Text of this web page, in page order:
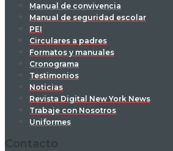
Manual de convivencia
Manual de seguridad escolar
PEI
Circulares a padres
Formatos y manuales
Cronograma
Testimonios
Noticias
Revista Digital New York News
Trabaje con Nosotros
Uniformes
Contacto